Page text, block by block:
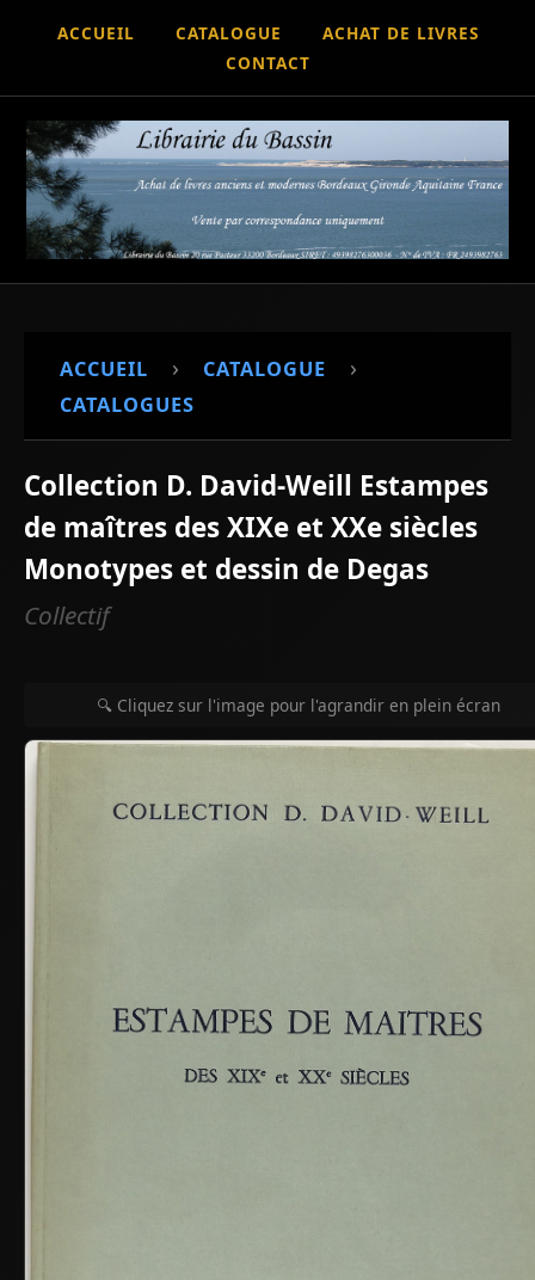
ACCUEIL CATALOGUE
ACHAT DE LIVRES
CONTACT
ACCUEIL › CATALOGUE ›
CATALOGUES
Collection D. David-Weill Estampes
de maîtres des XIXe et XXe siècles
Monotypes et dessin de Degas
Collectif
🔍 Cliquez sur l'image pour l'agrandir en plein écran